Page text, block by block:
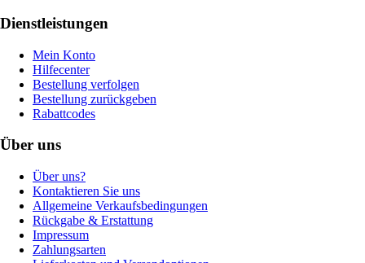
Dienstleistungen
Mein Konto
Hilfecenter
Bestellung verfolgen
Bestellung zurückgeben
Rabattcodes
Über uns
Über uns?
Kontaktieren Sie uns
Allgemeine Verkaufsbedingungen
Rückgabe & Erstattung
Impressum
Zahlungsarten